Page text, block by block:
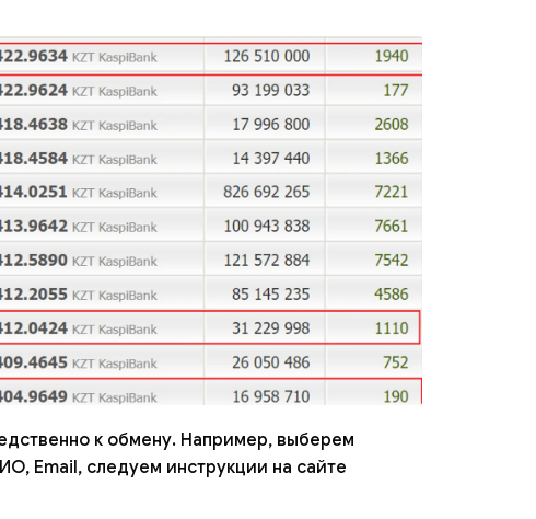
к обмену. Например, выберем
Email, следуем инструкции на сайте